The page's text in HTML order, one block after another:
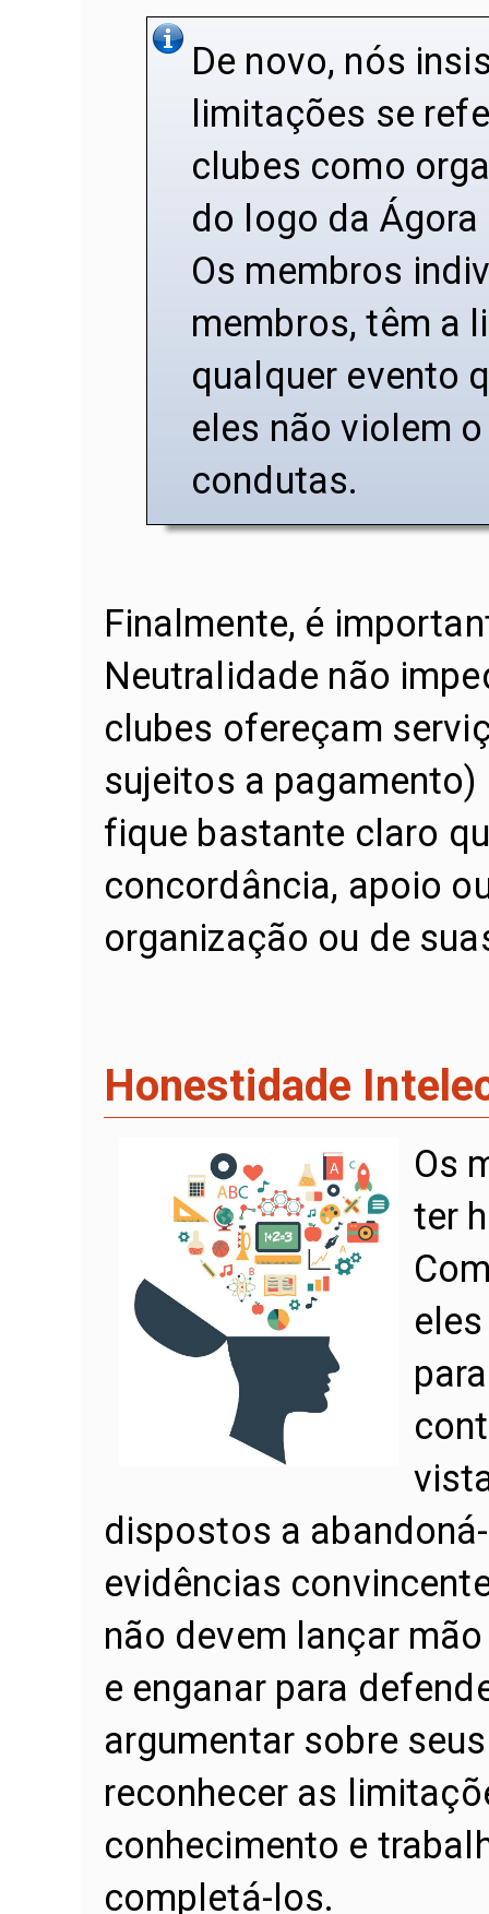
De novo, nós
limitações se
clubes como
do logo da
Os membros
membros, têm a
qualquer evento
eles não violem
condutas.
Finalmente, é
Neutralidade não
clubes ofereçam
sujeitos a
fique bastante claro
concordância, apoio
organização ou de
Honestidade
Os
ter
dispostos a
evidências
não devem lançar
e enganar para
argumentar sobre
reconhecer as
conhecimento e
completá-los.